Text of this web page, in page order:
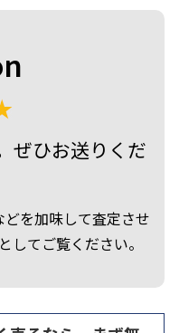
ぜひお送りくだ
を加味して査定させ
してご覧ください。